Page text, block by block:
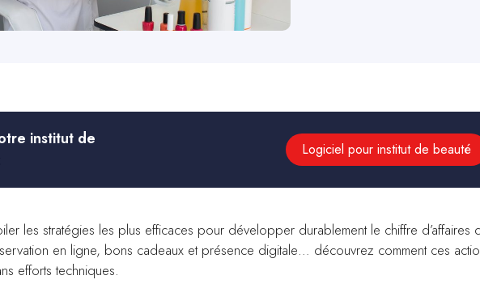
institut de
Logiciel pour institut de beauté
les stratégies les plus efficaces pour développer durablement le chiffre d’affaires
en ligne, bons cadeaux et présence digitale… découvrez comment ces
efforts techniques.